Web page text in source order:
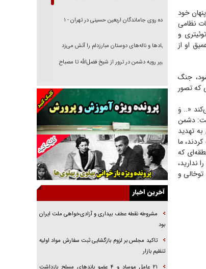
خود
نظامی
و
او از
جنگ
که تصور
(که تصریح می‌کند «.. وَ
دشمن
تهدید
ما
که
ندارید،
و
پیاده روی جاماندگان اربعین حسینی در تهران - ۱
فریاد‌ها و ناله‌های دوستان مبارزدلم را آتش می‌زد
تغییر رویه دشمن در ترور از شیخ فضل‌الله تا مصباح
خرید قسطی اولش خنده و آخرش گریه است!
فوتبال و آن «بالا»!
راهبرد غافلگیری با نسل جدید پهپاد‌ها
جنجال پزشکان تقلبی در صنعت زیبایی
یهودی‌ها در ادبیات داستانی اروپا؛ از شکسپیر تا
دیکنز
گفت‌وگو با خواهر یکی از شهدای جنگ رمضان/
خواهرم فرمانده جهادی و اهل خدمت بی‌منت بود
بگنجد!
برابر یورش به پاسگاه‌های پلیس
تحلیل ابعاد پیام رهبر انقلاب به حزب‌الله/ مقاومت
نقشه راه آینده غرب آسیا
آخرین اخبار
مشروطه نقطه عطف بیداری و آزادی‌خواهی ملت ایران
بود
تاکید مجلس بر لزوم بازگشایی ثبت سفارش مواد اولیه
تنظیم بازار